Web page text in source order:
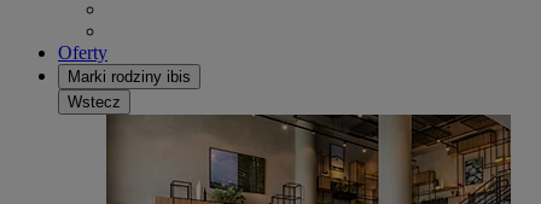
Oferty
Marki rodziny ibis
Wstecz